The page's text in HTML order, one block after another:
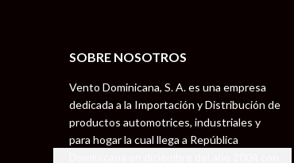
SOBRE NOSOTROS
Vento Dominicana, S. A. es una empresa
dedicada a la Importación y Distribución de
productos automotrices, industriales y
para hogar la cual llega a República